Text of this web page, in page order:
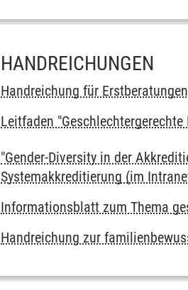
HANDREICHUNGEN
Handreichung für
Leitfaden
"Gender-Diversity in der
Systemakkreditierung (im
Informationsblatt zum Thema
Handreichung zur